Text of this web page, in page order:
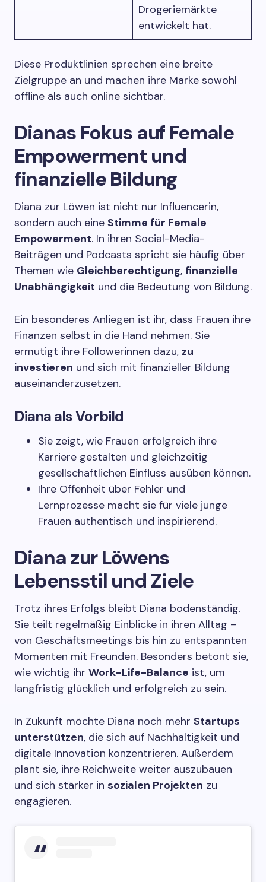
Drogeriemärkte
entwickelt hat.
Diese Produktlinien sprechen eine breite
Zielgruppe an und machen ihre Marke sowohl
offline als auch online sichtbar.
Dianas Fokus auf Female
Empowerment und
finanzielle Bildung
Diana zur Löwen ist nicht nur Influencerin,
sondern auch eine Stimme für Female
Empowerment. In ihren Social-Media-
Beiträgen und Podcasts spricht sie häufig über
Themen wie Gleichberechtigung, finanzielle
Unabhängigkeit und die Bedeutung von Bildung.
Ein besonderes Anliegen ist ihr, dass Frauen ihre
Finanzen selbst in die Hand nehmen. Sie
ermutigt ihre Followerinnen dazu, zu
investieren und sich mit finanzieller Bildung
auseinanderzusetzen.
Diana als Vorbild
Sie zeigt, wie Frauen erfolgreich ihre
Karriere gestalten und gleichzeitig
gesellschaftlichen Einfluss ausüben können.
Ihre Offenheit über Fehler und
Lernprozesse macht sie für viele junge
Frauen authentisch und inspirierend.
Diana zur Löwens
Lebensstil und Ziele
Trotz ihres Erfolgs bleibt Diana bodenständig.
Sie teilt regelmäßig Einblicke in ihren Alltag –
von Geschäftsmeetings bis hin zu entspannten
Momenten mit Freunden. Besonders betont sie,
wie wichtig ihr Work-Life-Balance ist, um
langfristig glücklich und erfolgreich zu sein.
In Zukunft möchte Diana noch mehr Startups
unterstützen, die sich auf Nachhaltigkeit und
digitale Innovation konzentrieren. Außerdem
plant sie, ihre Reichweite weiter auszubauen
und sich stärker in sozialen Projekten zu
engagieren.